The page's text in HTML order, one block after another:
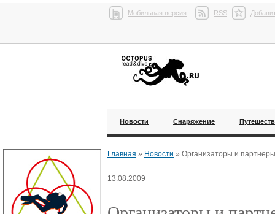
Мобильная версия RSS
Новости Снаряжение
Главная » Новости » Организаторы и партнеры
13.08.2009